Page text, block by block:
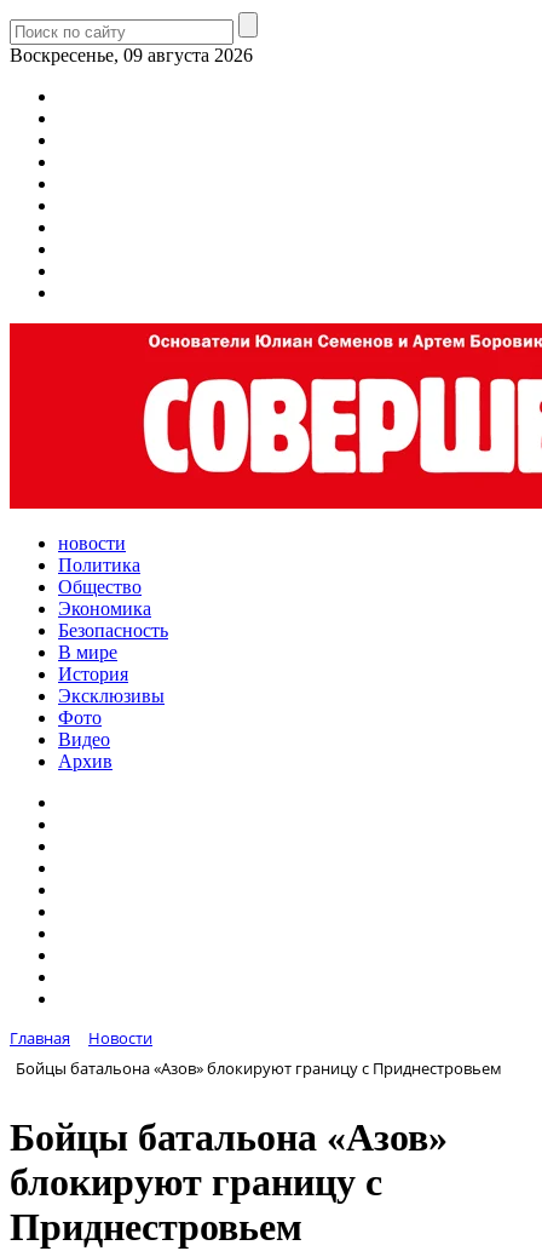
Воскресенье, 09 августа 2026
новости
Политика
Общество
Экономика
Безопасность
В мире
История
Эксклюзивы
Фото
Видео
Архив
Главная
Новости
Бойцы батальона «Азов» блокируют границу с Приднестровьем
Бойцы батальона «Азов»
блокируют границу с
Приднестровьем